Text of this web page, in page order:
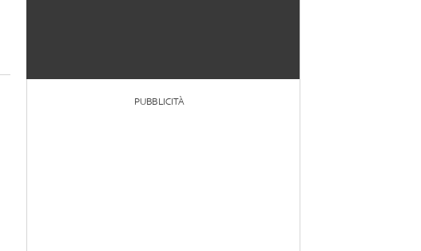
PUBBLICITÀ